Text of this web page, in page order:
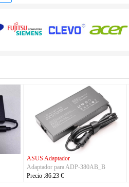
ASUS Adaptador
Adaptador para ADP-380AB_B
Precio :86.23 €